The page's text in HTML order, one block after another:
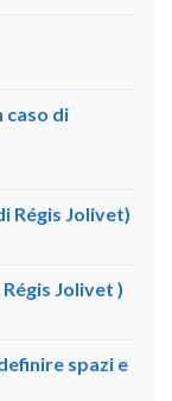
caso di
Régis Jolivet)
Jolivet )
spazi e